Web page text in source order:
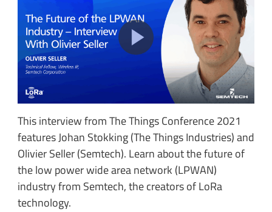
This interview from The Things Conference 2021
features Johan Stokking (The Things Industries) and
Olivier Seller (Semtech). Learn about the future of
the low power wide area network (LPWAN)
industry from Semtech, the creators of LoRa
technology.